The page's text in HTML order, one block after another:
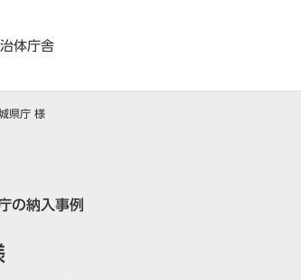
治体庁舎
県庁 様
の納入事例